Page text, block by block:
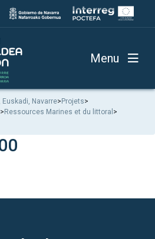
Menu
Navarre> Projets>
> Ressources Marines et du littoral >